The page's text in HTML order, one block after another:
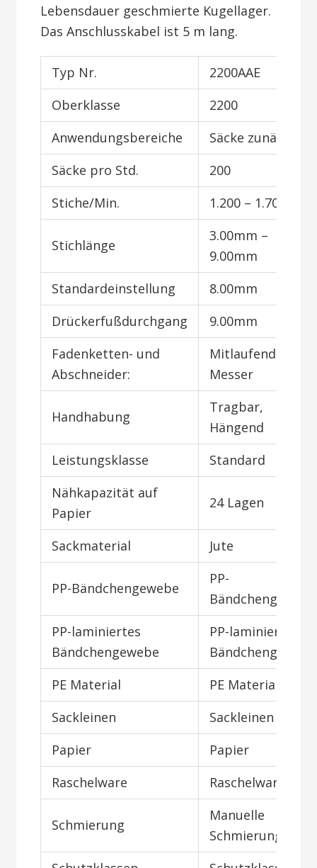
Lebensdauer geschmierte Kugellager.
Das Anschlusskabel ist 5 m lang.
Typ Nr.
2200AAE
Oberklasse
2200
Anwendungsbereiche
Säcke zunähen
Säcke pro Std.
200
Stiche/Min.
1.200 – 1.700
Stichlänge
3.00mm –
9.00mm
Standardeinstellung
8.00mm
Drückerfußdurchgang
9.00mm
Fadenketten- und
Abschneider:
Mitlaufendes
Messer
Handhabung
Tragbar,
Hängend
Leistungsklasse
Standard
Nähkapazität auf
Papier
24 Lagen
Sackmaterial Jute
PP-Bändchengewebe
PP-
Bändchengewebe
PP-laminiertes
Bändchengewebe
PP-laminiertes
Bändchengewebe
PE Material
PE Material
Sackleinen
Sackleinen
Papier
Papier
Raschelware
Raschelware
Schmierung
Manuelle
Schmierung